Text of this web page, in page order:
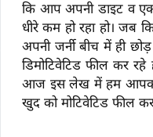
कि आप अपनी डाइट व
धीरे कम हो रहा हो। जब
अपनी जर्नी बीच में ही
डिमोटिवेटिड फील कर
आज इस लेख में हम आपको
खुद को मोटिवेटिड फील